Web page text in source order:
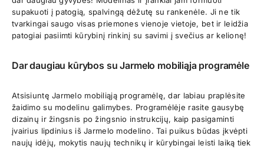
supakuoti į patogią, spalvingą dėžutę su rankenėle. Ji ne tik
tvarkingai saugo visas priemones vienoje vietoje, bet ir leidžia
patogiai pasiimti kūrybinį rinkinį su savimi į svečius ar kelionę!
Dar daugiau kūrybos su Jarmelo mobiliąja programėle
Atsisiuntę Jarmelo mobiliąją programėlę, dar labiau praplėsite
žaidimo su modelinu galimybes. Programėlėje rasite gausybę
dizainų ir žingsnis po žingsnio instrukcijų, kaip pasigaminti
įvairius lipdinius iš Jarmelo modelino. Tai puikus būdas įkvėpti
naujų idėjų, mokytis naujų technikų ir kūrybingai leisti laiką tiek